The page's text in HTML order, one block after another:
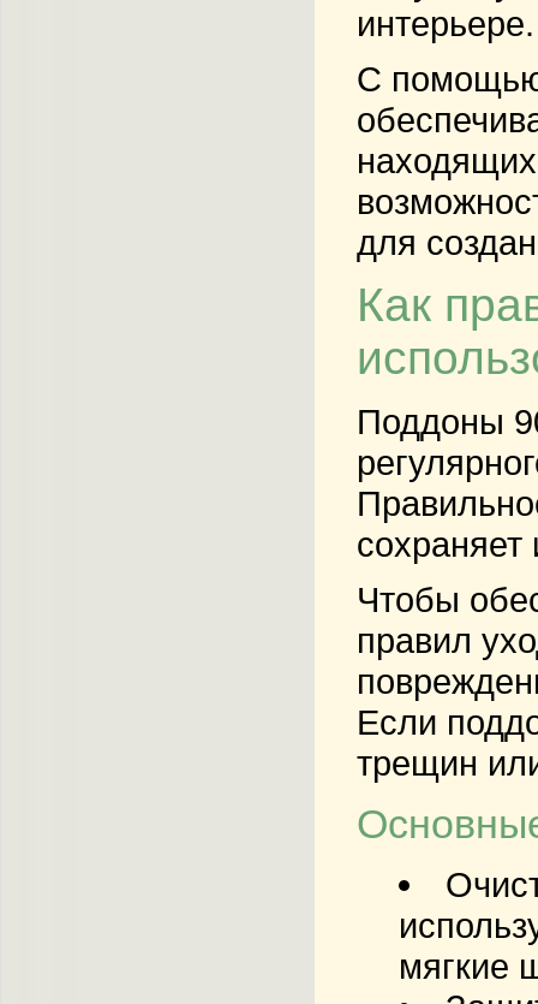
интерьере.
С помощью
для
Как
Поддоны
сохраняет
Чтобы
правил
Если
трещин
мягкие